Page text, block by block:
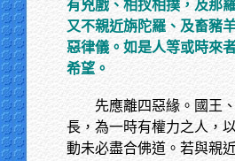
有兇戲、相扠相撲，及那
又不親近旃陀羅、及畜豬
惡律儀。如是人等或時來
希望。
先應離四惡緣。國王
長，為一時有權力之人，
動未必盡合佛道。若與親